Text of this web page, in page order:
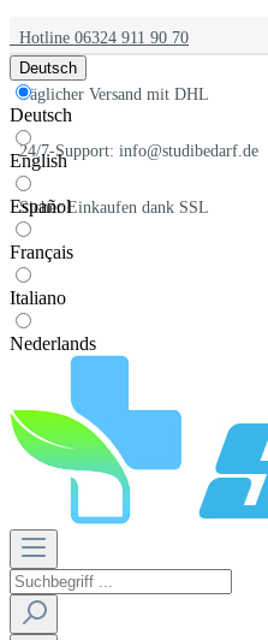
Hotline 06324 911 90 70
Täglicher Versand mit DHL
24/7-Support: info@studibedarf.de
Sicher Einkaufen dank SSL
Deutsch
Deutsch
English
Español
Français
Italiano
Nederlands